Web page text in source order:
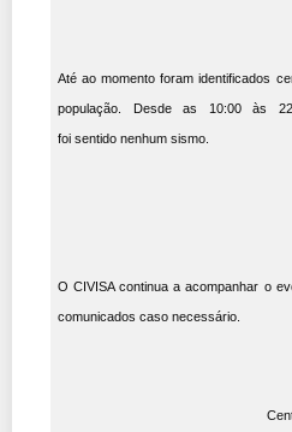
Até ao momento foram identificados
população. Desde as 10:00 às
foi sentido nenhum sismo.
O CIVISA continua a acompanhar o
comunicados caso necessário.